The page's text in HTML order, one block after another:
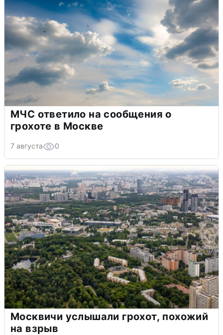
МЧС ответило на сообщения о
грохоте в Москве
7 августа 0
Москвичи услышали грохот, похожий
на взрыв